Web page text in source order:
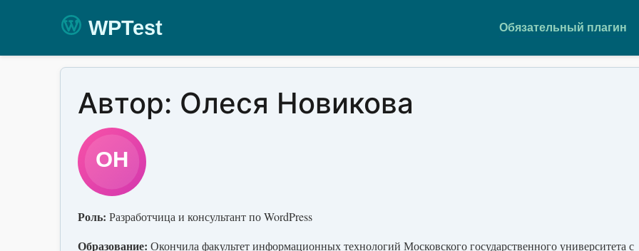
WPTest Обязательный плагин
Автор: Олеся Новикова
Роль: Разработчица и консультант по WordPress
Образование: Окончила факультет информационных технологий Московского государственного университета с